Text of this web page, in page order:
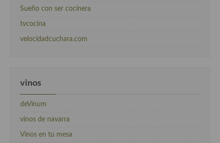
Sueño con ser cocinera
tvcocina
velocidadcuchara.com
vinos
deVinum
vinos de navarra
Vinos en tu mesa